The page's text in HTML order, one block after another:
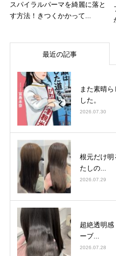
スパイラルパーマを綺麗に落と
す方法！きつくかかって...
最近の記事
また素晴
した。
2026.07.30
根元だけ明
たしの...
2026.07.29
超絶透明
ーブ...
2026.07.28